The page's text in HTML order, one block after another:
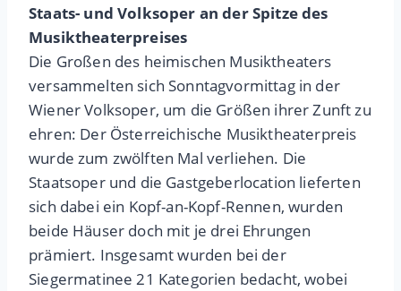
Staats- und Volksoper an der Spitze des
Musiktheaterpreises
Die Großen des heimischen Musiktheaters
versammelten sich Sonntagvormittag in der
Wiener Volksoper, um die Größen ihrer Zunft zu
ehren: Der Österreichische Musiktheaterpreis
wurde zum zwölften Mal verliehen. Die
Staatsoper und die Gastgeberlocation lieferten
sich dabei ein Kopf-an-Kopf-Rennen, wurden
beide Häuser doch mit je drei Ehrungen
prämiert. Insgesamt wurden bei der
Siegermatinee 21 Kategorien bedacht, wobei